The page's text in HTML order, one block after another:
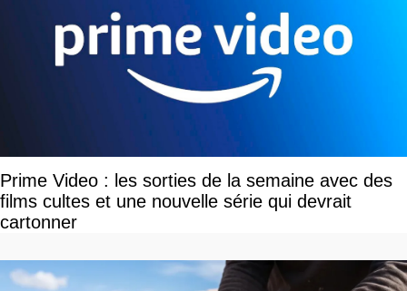
Prime Video : les sorties de la semaine avec des
films cultes et une nouvelle série qui devrait
cartonner